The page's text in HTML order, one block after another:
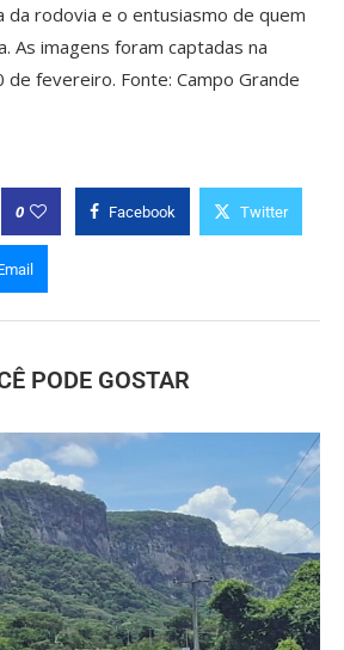
da rodovia e o entusiasmo de quem
As imagens foram captadas na
fevereiro. Fonte: Campo Grande
0 Facebook Twitter
PODE GOSTAR